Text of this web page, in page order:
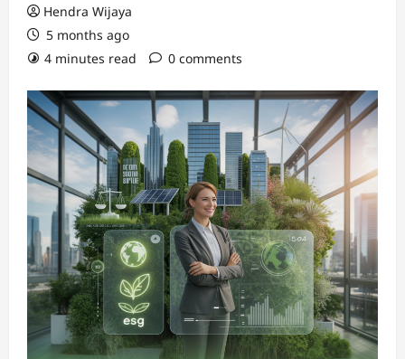
Hendra Wijaya
5 months ago
4 minutes read
0 comments